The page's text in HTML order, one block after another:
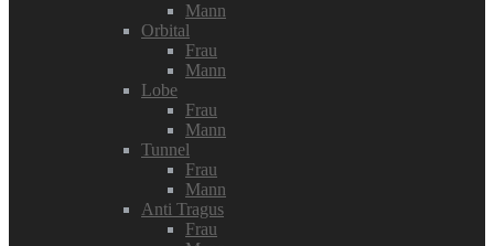
Mann
Orbital
Frau
Mann
Lobe
Frau
Mann
Tunnel
Frau
Mann
Anti Tragus
Frau